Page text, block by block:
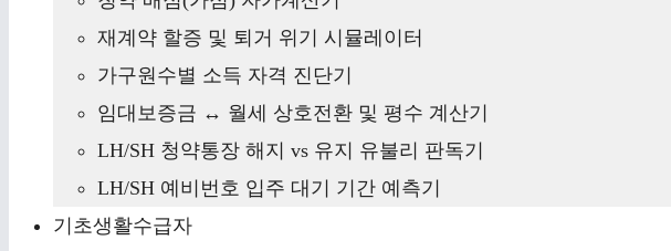
재계약 할증 및 퇴거 위기 시뮬레이터
가구원수별 소득 자격 진단기
임대보증금 ↔ 월세 상호전환 및 평수 계산기
LH/SH 청약통장 해지 vs 유지 유불리 판독기
LH/SH 예비번호 입주 대기 기간 예측기
기초생활수급자